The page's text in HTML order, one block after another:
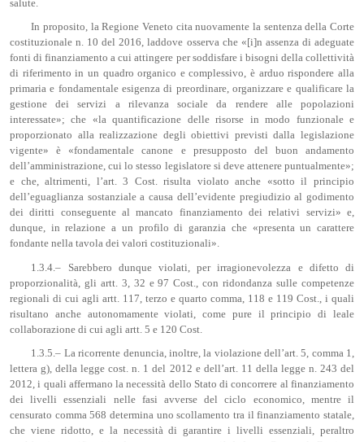
salute.
In proposito, la Regione Veneto cita nuovamente la sentenza della Corte
costituzionale n. 10 del 2016, laddove osserva che «[i]n assenza di adeguate
fonti di finanziamento a cui attingere per soddisfare i bisogni della collettività
di riferimento in un quadro organico e complessivo, è arduo rispondere alla
primaria e fondamentale esigenza di preordinare, organizzare e qualificare la
gestione dei servizi a rilevanza sociale da rendere alle popolazioni
interessate»; che «la quantificazione delle risorse in modo funzionale e
proporzionato alla realizzazione degli obiettivi previsti dalla legislazione
vigente» è «fondamentale canone e presupposto del buon andamento
dell’amministrazione, cui lo stesso legislatore si deve attenere puntualmente»;
e che, altrimenti, l’art. 3 Cost. risulta violato anche «sotto il principio
dell’eguaglianza sostanziale a causa dell’evidente pregiudizio al godimento
dei diritti conseguente al mancato finanziamento dei relativi servizi» e,
dunque, in relazione a un profilo di garanzia che «presenta un carattere
fondante nella tavola dei valori costituzionali».
1.3.4.– Sarebbero dunque violati, per irragionevolezza e difetto di
proporzionalità, gli artt. 3, 32 e 97 Cost., con ridondanza sulle competenze
regionali di cui agli artt. 117, terzo e quarto comma, 118 e 119 Cost., i quali
risultano anche autonomamente violati, come pure il principio di leale
collaborazione di cui agli artt. 5 e 120 Cost.
1.3.5.– La ricorrente denuncia, inoltre, la violazione dell’art. 5, comma 1,
lettera g), della legge cost. n. 1 del 2012 e dell’art. 11 della legge n. 243 del
2012, i quali affermano la necessità dello Stato di concorrere al finanziamento
dei livelli essenziali nelle fasi avverse del ciclo economico, mentre il
censurato comma 568 determina uno scollamento tra il finanziamento statale,
che viene ridotto, e la necessità di garantire i livelli essenziali, peraltro